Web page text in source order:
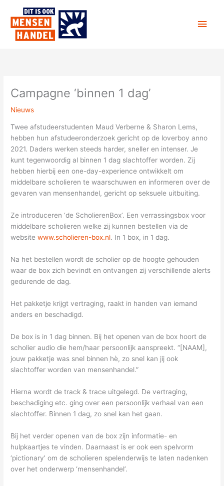
naar
inhoud
Campagne ‘binnen 1 dag’
Nieuws
Twee afstudeerstudenten Maud Verberne & Sharon Lems,
hebben hun afstudeeronderzoek gericht op de loverboy anno
2021. Daders werken steeds harder, sneller en intenser. Je
kunt tegenwoordig al binnen 1 dag slachtoffer worden. Zij
hebben hierbij een one-day-experience ontwikkelt om
middelbare scholieren te waarschuwen en informeren over de
gevaren van mensenhandel, gericht op seksuele uitbuiting.
Ze introduceren ‘de ScholierenBox’. Een verrassingsbox voor
middelbare scholieren welke zij kunnen bestellen via de
websitewww.scholieren-box.nl. In 1 box, in 1 dag.
Na het bestellen wordt de scholier op de hoogte gehouden
waar de box zich bevindt en ontvangen zij verschillende alerts
gedurende de dag.
Het pakketje krijgt vertraging, raakt in handen van iemand
anders en beschadigd.
De box is in 1 dag binnen. Bij het openen van de box hoort de
scholier audio die hem/haar persoonlijk aanspreekt. “[NAAM],
jouw pakketje was snel binnen hè, zo snel kan jij ook
slachtoffer worden van mensenhandel.”
Hierna wordt de track & trace uitgelegd. De vertraging,
beschadiging etc. ging over een persoonlijk verhaal van een
slachtoffer. Binnen 1 dag, zo snel kan het gaan.
Bij het verder openen van de box zijn informatie- en
hulpkaartjes te vinden. Daarnaast is er ook een spelvorm
‘pictionary’ om de scholieren spelenderwijs te laten nadenken
over het onderwerp ‘mensenhandel’.